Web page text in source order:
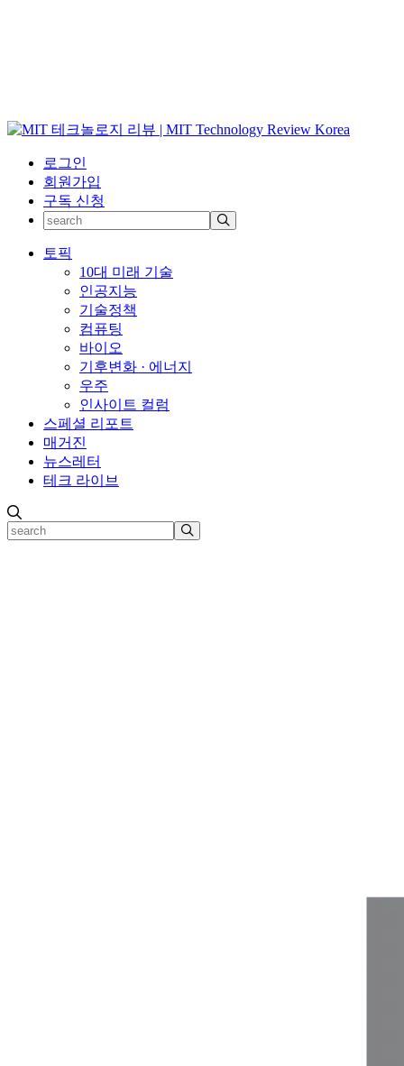
로그인
회원가입
구독 신청
토픽
10대 미래 기술
인공지능
기술정책
컴퓨팅
바이오
기후변화 · 에너지
우주
인사이트 컬럼
스페셜 리포트
매거진
뉴스레터
테크 라이브